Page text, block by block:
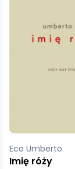
Eco Umberto
Baudolino